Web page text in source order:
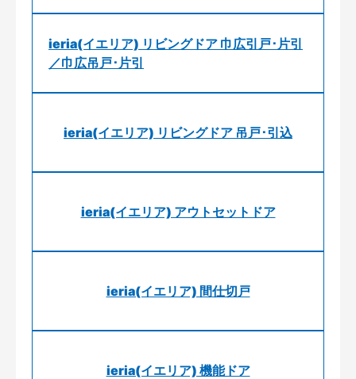
ieria(イエリア) リビングドア 巾広引戸･片引
／巾広吊戸･片引
ieria(イエリア) リビングドア 吊戸･引込
ieria(イエリア) アウトセットドア
ieria(イエリア) 間仕切戸
ieria(イエリア) 機能ドア